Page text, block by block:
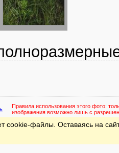
Правила использования этого фото:
изображения возможно лишь с
cookie-файлы. Оставаясь на